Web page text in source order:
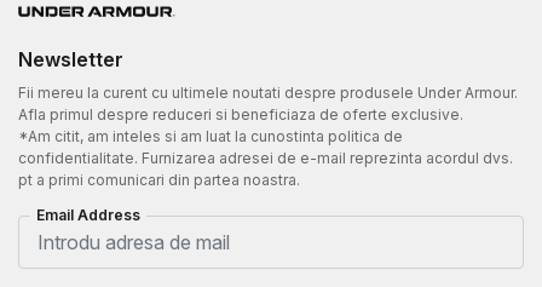
Newsletter
Fii mereu la curent cu ultimele noutati despre produsele Under Armour.
Afla primul despre reduceri si beneficiaza de oferte exclusive.
*Am citit, am inteles si am luat la cunostinta politica de
confidentialitate. Furnizarea adresei de e-mail reprezinta acordul dvs.
pt a primi comunicari din partea noastra.
Email Address